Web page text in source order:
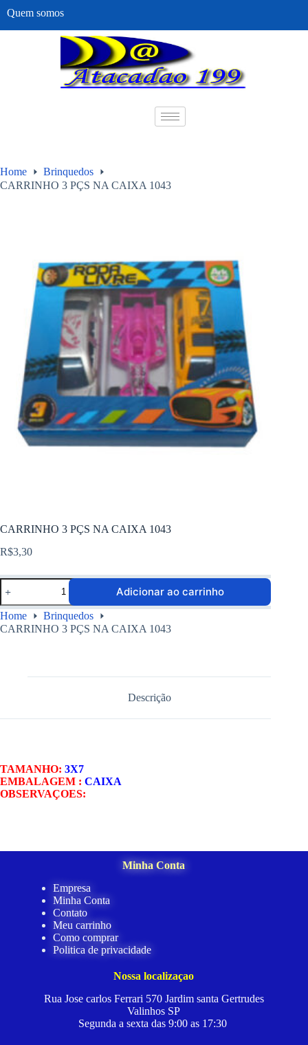
Quem somos
Home
Brinquedos
CARRINHO 3 PÇS NA CAIXA 1043
CARRINHO 3 PÇS NA CAIXA 1043
R$3,30
Adicionar ao carrinho
Home
Brinquedos
CARRINHO 3 PÇS NA CAIXA 1043
Descrição
TAMANHO: 3X7
EMBALAGEM : CAIXA
OBSERVAÇOES:
Minha Conta
Empresa
Minha Conta
Contato
Meu carrinho
Como comprar
Politica de privacidade
Nossa localizaçao
Rua Jose carlos Ferrari 570 Jardim santa Gertrudes
Valinhos SP
Segunda a sexta das 9:00 as 17:30